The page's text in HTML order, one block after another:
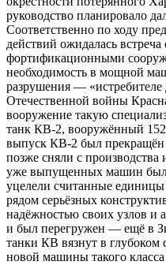
руководство планировало
Соответственно по ходу
действий ожидалась
фортификационными
необходимость в мощной
разрушения —
Отечественной войны
вооружение такую
танк КВ-2, вооружённый
выпуск КВ-2 был прекращён
позже сняли с
уже выпущенных машин
уцелели считанные
рядом серьёзных
надёжностью своих узлов и
и был перегружен — ещё в
танки КВ вязнут в глубоком
новой машины такого